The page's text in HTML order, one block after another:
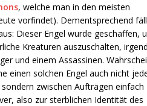
, welche man in den meisten
vorfindet). Dementsprechend
Dieser Engel wurde geschaffen,
Kreaturen auszuschalten,
und einem Assassinen.
einen solchen Engel auch nicht
zwischen Aufträgen einfach
also zur sterblichen Identität des